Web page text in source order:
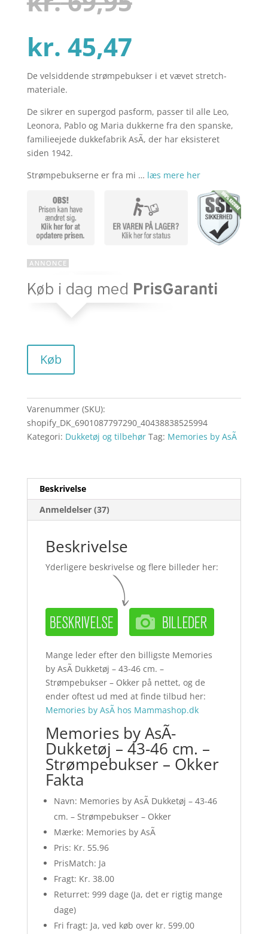
på
kundebedø
pris
var:
kr. 69,95.
kr. 45,47Den
aktuelle
pris
er:
kr. 45,47.
De velsiddende strømpebukser i et vævet stretch-
materiale.
De sikrer en supergod pasform, passer til alle Leo,
Leonora, Pablo og Maria dukkerne fra den spanske,
familieejede dukkefabrik AsÃ­, der har eksisteret
siden 1942.
Strømpebukserne er fra mi … læs mere her
Køb
Varenummer (SKU):
shopify_DK_6901087797290_40438838525994
Kategori: Dukketøj og tilbehør Tag: Memories by AsÃ­
Beskrivelse
Anmeldelser (37)
Beskrivelse
Yderligere beskrivelse og flere billeder her:
Mange leder efter den billigste Memories
by AsÃ­ Dukketøj – 43-46 cm. –
Strømpebukser – Okker på nettet, og de
ender oftest ud med at finde tilbud her:
Memories by AsÃ­ hos Mammashop.dk
Memories by AsÃ­
Dukketøj – 43-46 cm. –
Strømpebukser – Okker
Fakta
Navn: Memories by AsÃ­ Dukketøj – 43-46
cm. – Strømpebukser – Okker
Mærke: Memories by AsÃ­
Pris: Kr. 55.96
PrisMatch: Ja
Fragt: Kr. 38.00
Returret: 999 dage (Ja, det er rigtig mange
dage)
Fri fragt: Ja, ved køb over kr. 599.00